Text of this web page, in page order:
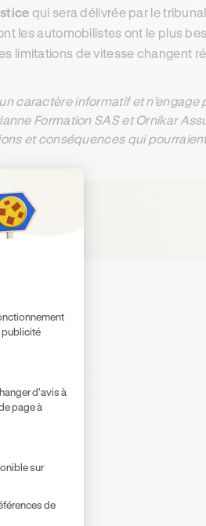
qui sera délivrée par le
les automobilistes ont le plus
limitations de vitesse changent
caractère informatif et n’engage
Formation SAS et Ornikar
et conséquences qui
:
publicité
d'avis à
page à
sur
de